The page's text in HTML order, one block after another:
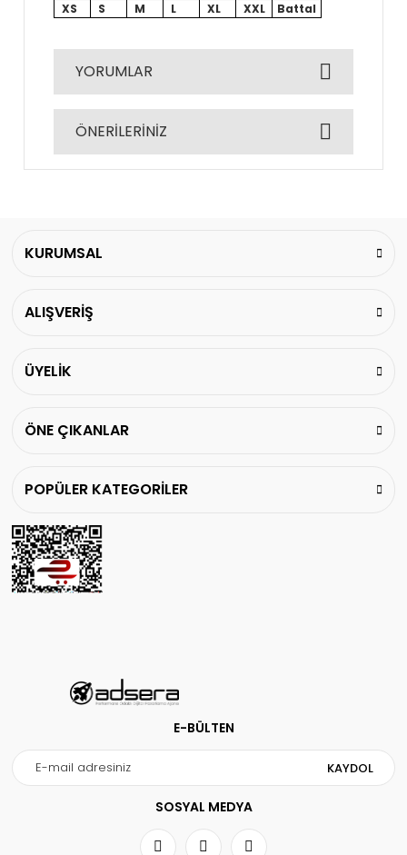
XS
S M L XL XXL Battal
YORUMLAR
ÖNERİLERİNİZ
Görüş ve önerileriniz için teşekkür ederiz.
Ürün açıklamasında eksik bilgiler bulunuyor.
KURUMSAL
ALIŞVERİŞ
ÜYELİK
ÖNE ÇIKANLAR
POPÜLER KATEGORİLER
E-BÜLTEN
KAYDOL
SOSYAL MEDYA